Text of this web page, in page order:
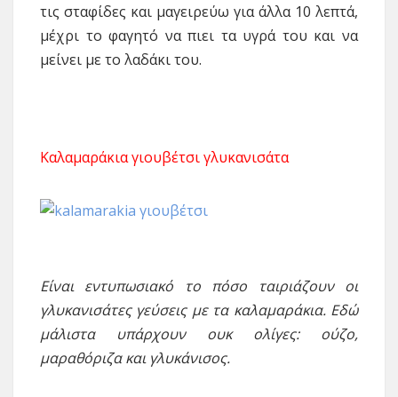
τις σταφίδες και μαγειρεύω για άλλα 10 λεπτά,
μέχρι το φαγητό να πιει τα υγρά του και να
μείνει με το λαδάκι του.
Καλαμαράκια γιουβέτσι γλυκανισάτα
Είναι εντυπωσιακό το πόσο ταιριάζουν οι
γλυκανισάτες γεύσεις με τα καλαμαράκια. Εδώ
μάλιστα υπάρχουν ουκ ολίγες: ούζο,
μαραθόριζα και γλυκάνισος.